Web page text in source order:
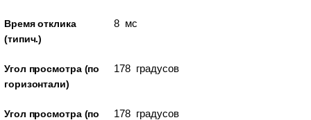
Время отклика
(типич.)
8 мс
Угол просмотра (по
горизонтали)
178 градусов
Угол просмотра (по
178 градусов